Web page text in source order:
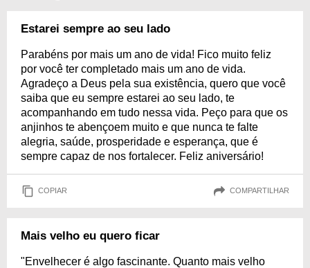
Estarei sempre ao seu lado
Parabéns por mais um ano de vida! Fico muito feliz
por você ter completado mais um ano de vida.
Agradeço a Deus pela sua existência, quero que você
saiba que eu sempre estarei ao seu lado, te
acompanhando em tudo nessa vida. Peço para que os
anjinhos te abençoem muito e que nunca te falte
alegria, saúde, prosperidade e esperança, que é
sempre capaz de nos fortalecer. Feliz aniversário!
COPIAR COMPARTILHAR
Mais velho eu quero ficar
"Envelhecer é algo fascinante. Quanto mais velho